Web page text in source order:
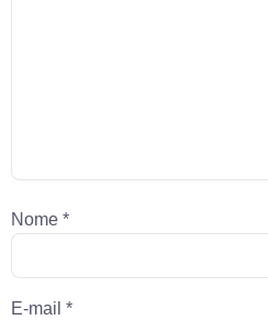
Nome *
E-mail *